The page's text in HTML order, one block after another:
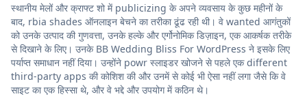
स्थानीय मेलों और क्राफ्ट शो में publicizing के अपने व्यवसाय के कुछ महीनों के
बाद, rbia shades ऑनलाइन बेचने का तरीका ढूंढ रही थी। वे wanted आगंतुकों
को उनके उत्पाद की गुणवत्ता, उनके हल्के और एर्गोनोमिक डिज़ाइन, एक आकर्षक तरीके
से दिखाने के लिए। उनके BB Wedding Bliss For WordPress ने इसके लिए
पर्याप्त समाधान नहीं दिया। उन्होंने powr स्लाइडर खोजने से पहले एक different
third-party apps की कोशिश की और उनमें से कोई भी ऐसा नहीं लगा जैसे कि वे
साइट का एक हिस्सा थे, और वे भद्दे और उपयोग में कठिन थे।